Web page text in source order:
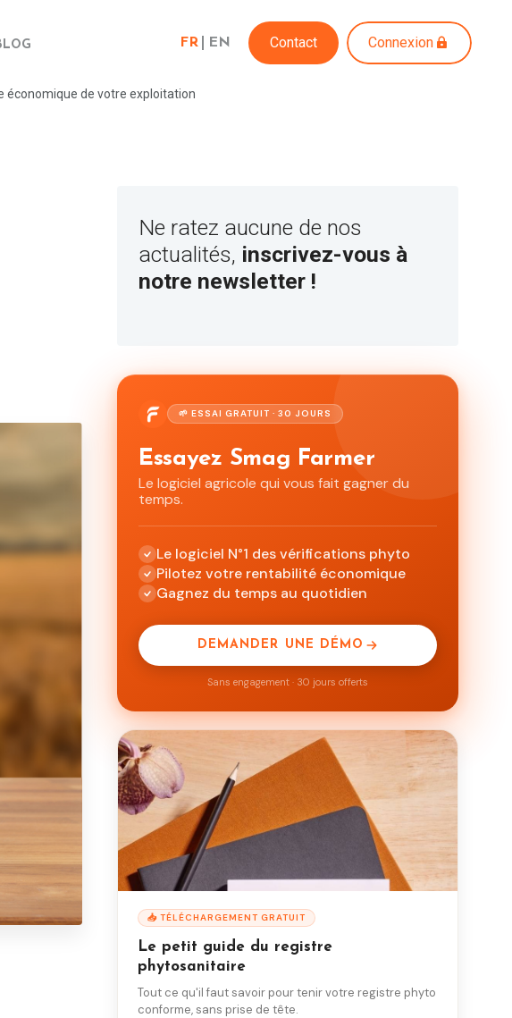
FR EN Contact Connexion
économique de votre exploitation
Ne ratez aucune de nos
actualités, inscrivez-vous à
notre newsletter !
🌱 ESSAI GRATUIT · 30 JOURS
Essayez Smag Farmer
Le logiciel agricole qui vous fait gagner du
temps.
Le logiciel N°1 des vérifications phyto
Pilotez votre rentabilité économique
Gagnez du temps au quotidien
DEMANDER UNE DÉMO
Sans engagement · 30 jours offerts
📥 TÉLÉCHARGEMENT GRATUIT
Le petit guide du registre
phytosanitaire
Tout ce qu'il faut savoir pour tenir votre registre phyto
conforme, sans prise de tête.